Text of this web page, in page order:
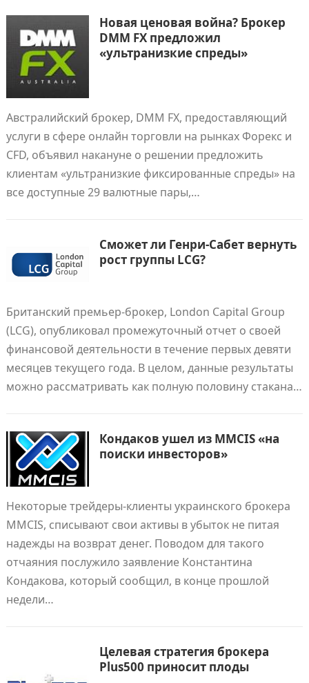
Новая ценовая война? Брокер
DMM FX предложил
«ультранизкие спреды»
Австралийский брокер, DMM FX, предоставляющий
услуги в сфере онлайн торговли на рынках Форекс и
CFD, объявил накануне о решении предложить
клиентам «ультранизкие фиксированные спреды» на
все доступные 29 валютные пары,…
Сможет ли Генри-Сабет вернуть
рост группы LCG?
Британский премьер-брокер, London Capital Group
(LCG), опубликовал промежуточный отчет о своей
финансовой деятельности в течение первых девяти
месяцев текущего года. В целом, данные результаты
можно рассматривать как полную половину стакана…
Кондаков ушел из MMCIS «на
поиски инвесторов»
Некоторые трейдеры-клиенты украинского брокера
MMCIS, списывают свои активы в убыток не питая
надежды на возврат денег. Поводом для такого
отчаяния послужило заявление Константина
Кондакова, который сообщил, в конце прошлой
недели…
Целевая стратегия брокера
Plus500 приносит плоды